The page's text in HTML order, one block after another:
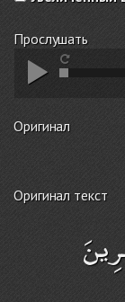
Прослушать
Оригинал
Оригинал текст